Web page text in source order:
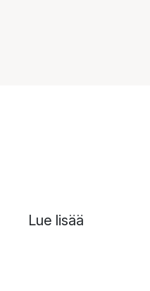
Lue lisää